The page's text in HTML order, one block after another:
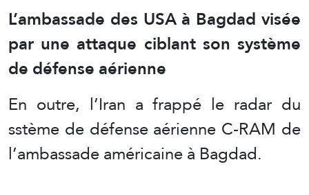
L’ambassade des USA à Bagdad visée
par une attaque ciblant son système
de défense aérienne
En outre, l’Iran a frappé le radar du
sstème de défense aérienne C-RAM de
l’ambassade américaine à Bagdad.